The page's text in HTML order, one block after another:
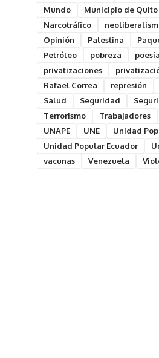
Mundo
Municipio de Quito
Narcotráfico
Opinión
Palestina
Petróleo
pobreza poesía
privatizaciones
Rafael Correa
represión
Salud
Seguridad
Terrorismo
Trabajadores
UNAPE
UNE
Unidad
Unidad Popular Ecuador
vacunas
Venezuela